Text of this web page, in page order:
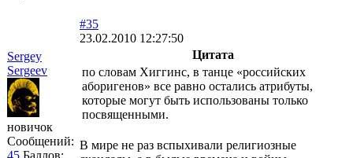
Sergey
Sergeev
новичок
Сообщений:
45 Баллов:
#35
23.02.2010 12:27:50
Цитата
по словам Хиггинс, в танце «российских
аборигенов» все равно остались атрибуты,
которые могут быть использованы только
посвященными.
В мире не раз вспыхивали религиозные